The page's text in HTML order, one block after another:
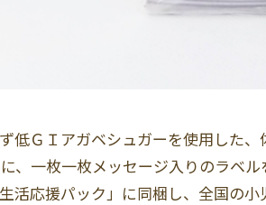
低ＧＩアガベシュガーを使用した、
、一枚一枚メッセージ入りのラベル
生活応援パック」に同梱し、全国の